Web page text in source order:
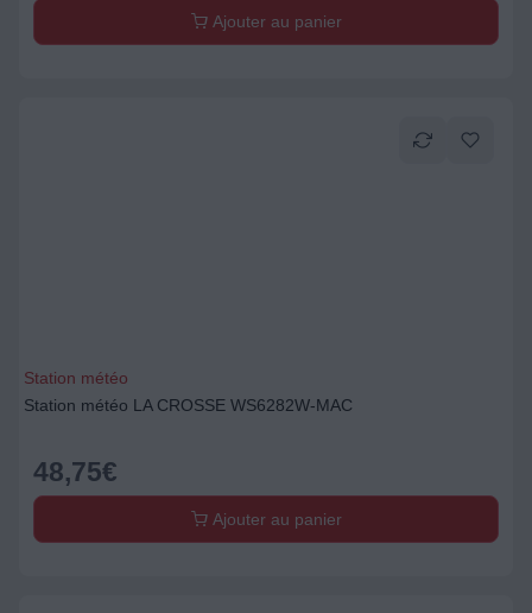
Ajouter au panier
Station météo
Station météo LA CROSSE WS6282W-MAC
48,75€
Ajouter au panier